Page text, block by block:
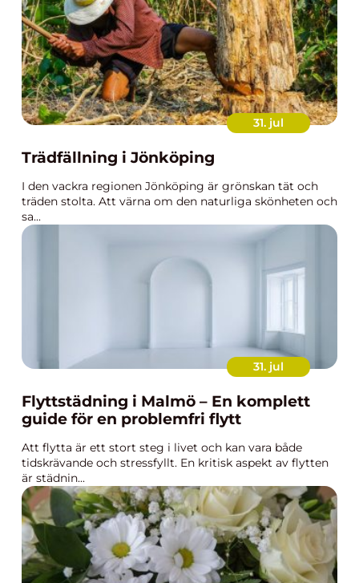
31. jul
Trädfällning i Jönköping
I den vackra regionen Jönköping är grönskan tät och
träden stolta. Att värna om den naturliga skönheten och
sa...
31. jul
Flyttstädning i Malmö – En komplett
guide för en problemfri flytt
Att flytta är ett stort steg i livet och kan vara både
tidskrävande och stressfyllt. En kritisk aspekt av flytten
är städnin...